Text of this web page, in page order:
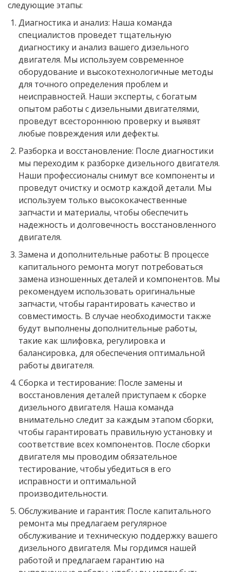
следующие этапы:
Диагностика и анализ: Наша команда
специалистов проведет тщательную
диагностику и анализ вашего дизельного
двигателя. Мы используем современное
оборудование и высокотехнологичные методы
для точного определения проблем и
неисправностей. Наши эксперты, с богатым
опытом работы с дизельными двигателями,
проведут всестороннюю проверку и выявят
любые повреждения или дефекты.
Разборка и восстановление: После диагностики
мы переходим к разборке дизельного двигателя.
Наши профессионалы снимут все компоненты и
проведут очистку и осмотр каждой детали. Мы
используем только высококачественные
запчасти и материалы, чтобы обеспечить
надежность и долговечность восстановленного
двигателя.
Замена и дополнительные работы: В процессе
капитального ремонта могут потребоваться
замена изношенных деталей и компонентов. Мы
рекомендуем использовать оригинальные
запчасти, чтобы гарантировать качество и
совместимость. В случае необходимости также
будут выполнены дополнительные работы,
такие как шлифовка, регулировка и
балансировка, для обеспечения оптимальной
работы двигателя.
Сборка и тестирование: После замены и
восстановления деталей приступаем к сборке
дизельного двигателя. Наша команда
внимательно следит за каждым этапом сборки,
чтобы гарантировать правильную установку и
соответствие всех компонентов. После сборки
двигателя мы проводим обязательное
тестирование, чтобы убедиться в его
исправности и оптимальной
производительности.
Обслуживание и гарантия: После капитального
ремонта мы предлагаем регулярное
обслуживание и техническую поддержку вашего
дизельного двигателя. Мы гордимся нашей
работой и предлагаем гарантию на